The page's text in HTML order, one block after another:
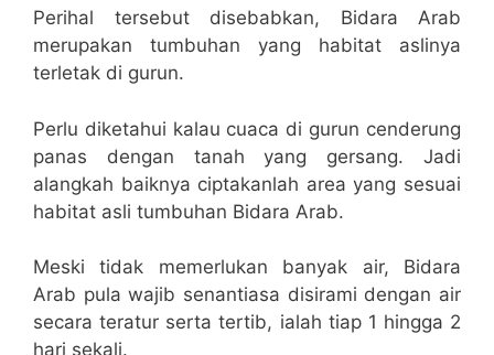
Perihal tersebut disebabkan, Bidara Arab
merupakan tumbuhan yang habitat aslinya
terletak di gurun.
Perlu diketahui kalau cuaca di gurun cenderung
panas dengan tanah yang gersang. Jadi
alangkah baiknya ciptakanlah area yang sesuai
habitat asli tumbuhan Bidara Arab.
Meski tidak memerlukan banyak air, Bidara
Arab pula wajib senantiasa disirami dengan air
secara teratur serta tertib, ialah tiap 1 hingga 2
hari sekali.